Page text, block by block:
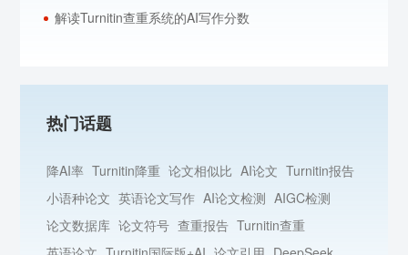
解读Turnitin查重系统的AI写作分数
热门话题
降AI率 Turnitin降重 论文相似比 AI论文 Turnitin报告
小语种论文 英语论文写作 AI论文检测 AIGC检测
论文数据库 论文符号 查重报告 Turnitin查重